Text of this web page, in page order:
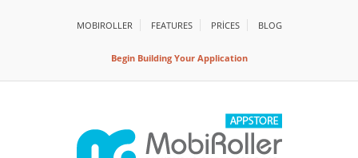
MOBIROLLER FEATURES PRİCES BLOG
Begin Building Your Application